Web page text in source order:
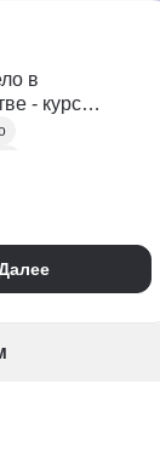
в
- курс